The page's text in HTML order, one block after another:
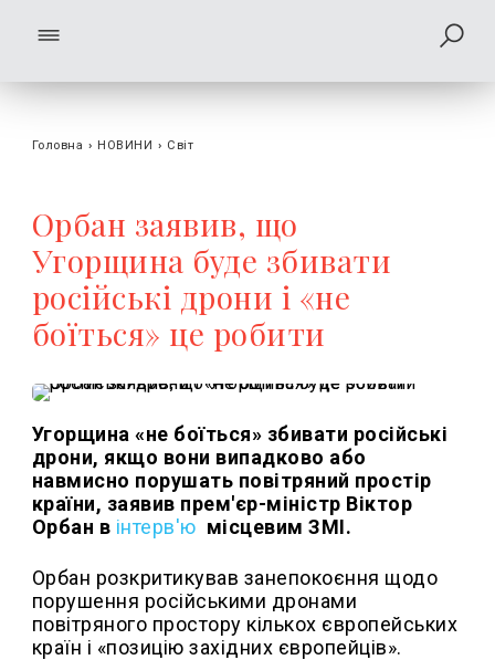
Головна › НОВИНИ › Світ
Орбан заявив, що
Угорщина буде збивати
російські дрони і «не
боїться» це робити
Угорщина «не боїться» збивати російські
дрони, якщо вони випадково або
навмисно порушать повітряний простір
країни, заявив прем'єр-міністр Віктор
Орбан в інтерв'ю місцевим ЗМІ.
Орбан розкритикував занепокоєння щодо
порушення російськими дронами
повітряного простору кількох європейських
країн і «позицію західних європейців».